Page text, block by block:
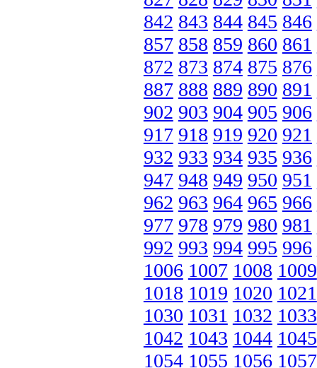
842 843 844 845 846
857 858 859 860 861
872 873 874 875 876
887 888 889 890 891
902 903 904 905 906
917 918 919 920 921
932 933 934 935 936
947 948 949 950 951
962 963 964 965 966
977 978 979 980 981
992 993 994 995 996
1006 1007 1008 1009
1018 1019 1020 1021
1030 1031 1032 1033
1042 1043 1044 1045
1054 1055 1056 1057